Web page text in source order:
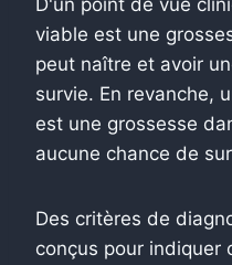
viable est une
peut naître et avoir
survie. En revanche,
est une grossesse
aucune chance de
Des critères de
conçus pour indiquer